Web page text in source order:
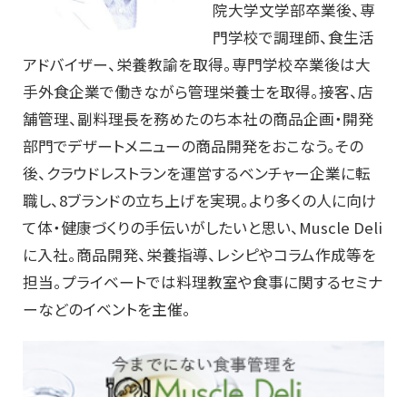
院大学文学部卒業後、専
門学校で調理師、食生活
アドバイザー、栄養教諭を取得。専門学校卒業後は大
手外食企業で働きながら管理栄養士を取得。接客、店
舗管理、副料理長を務めたのち本社の商品企画・開発
部門でデザートメニューの商品開発をおこなう。その
後、クラウドレストランを運営するベンチャー企業に転
職し、8ブランドの立ち上げを実現。より多くの人に向け
て体・健康づくりの手伝いがしたいと思い、Muscle Deli
に入社。商品開発、栄養指導、レシピやコラム作成等を
担当。プライベートでは料理教室や食事に関するセミナ
ーなどのイベントを主催。